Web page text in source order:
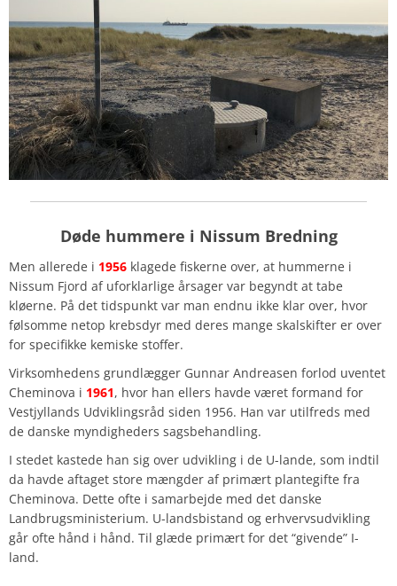
Døde hummere i Nissum Bredning
Men allerede i 1956 klagede fiskerne over, at hummerne i
Nissum Fjord af uforklarlige årsager var begyndt at tabe
kløerne. På det tidspunkt var man endnu ikke klar over, hvor
følsomme netop krebsdyr med deres mange skalskifter er over
for specifikke kemiske stoffer.
Virksomhedens grundlægger Gunnar Andreasen forlod uventet
Cheminova i 1961, hvor han ellers havde været formand for
Vestjyllands Udviklingsråd siden 1956. Han var utilfreds med
de danske myndigheders sagsbehandling.
I stedet kastede han sig over udvikling i de U-lande, som indtil
da havde aftaget store mængder af primært plantegifte fra
Cheminova. Dette ofte i samarbejde med det danske
Landbrugsministerium. U-landsbistand og erhvervsudvikling
går ofte hånd i hånd. Til glæde primært for det “givende” I-
land.